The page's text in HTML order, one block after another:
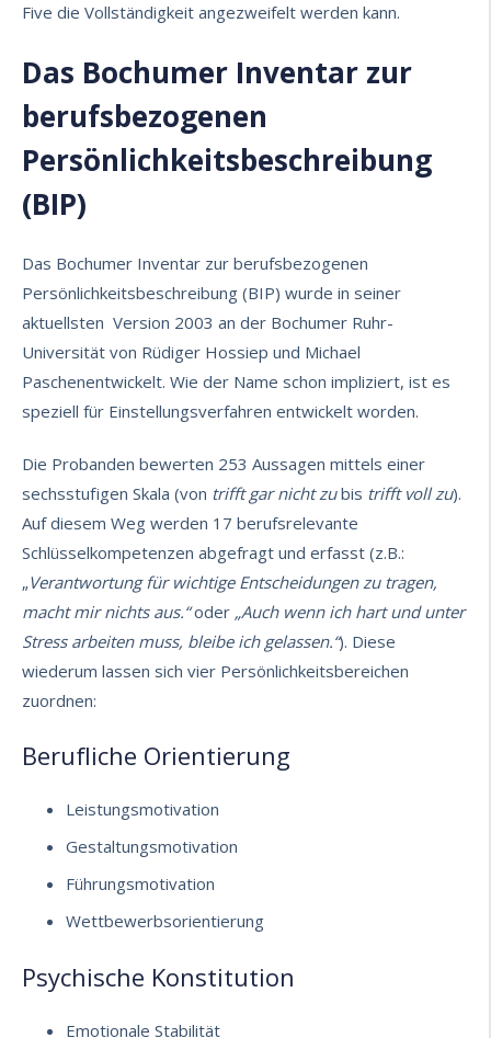
Five die Vollständigkeit angezweifelt werden kann.
Das Bochumer Inventar zur
berufsbezogenen
Persönlichkeitsbeschreibung
(BIP)
Das Bochumer Inventar zur berufsbezogenen
Persönlichkeitsbeschreibung (BIP) wurde in seiner
aktuellsten Version 2003 an der Bochumer Ruhr-
Universität von Rüdiger Hossiep und Michael
Paschenentwickelt. Wie der Name schon impliziert, ist es
speziell für Einstellungsverfahren entwickelt worden.
Die Probanden bewerten 253 Aussagen mittels einer
sechsstufigen Skala (von trifft gar nicht zubis trifft voll zu).
Auf diesem Weg werden 17 berufsrelevante
Schlüsselkompetenzen abgefragt und erfasst (z.B.:
„Verantwortung für wichtige Entscheidungen zu tragen,
macht mir nichts aus.“oder „Auch wenn ich hart und unter
Stress arbeiten muss, bleibe ich gelassen.“). Diese
wiederum lassen sich vier Persönlichkeitsbereichen
zuordnen:
Berufliche Orientierung
Leistungsmotivation
Gestaltungsmotivation
Führungsmotivation
Wettbewerbsorientierung
Psychische Konstitution
Emotionale Stabilität